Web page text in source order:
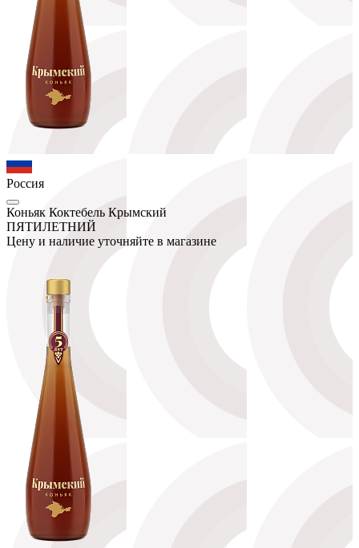
Россия
Коньяк Коктебель Крымский
ПЯТИЛЕТНИЙ
Цену и наличие уточняйте в магазине